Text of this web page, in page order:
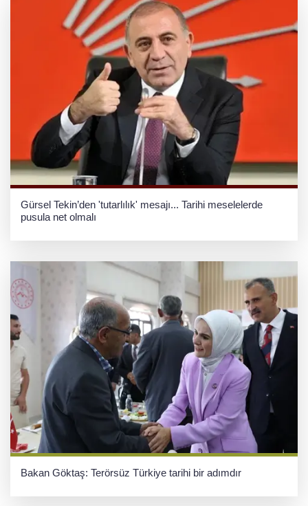
Gürsel Tekin’den 'tutarlılık' mesajı... Tarihi meselelerde
pusula net olmalı
Bakan Göktaş: Terörsüz Türkiye tarihi bir adımdır